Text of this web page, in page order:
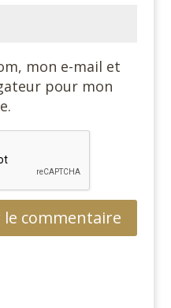
mon e-mail et
pour mon